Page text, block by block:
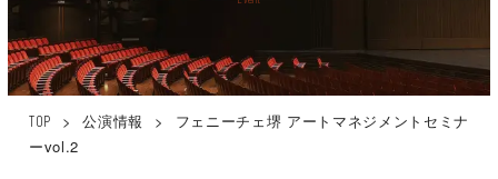
TOP > 公演情報 >
フェニーチェ堺 アートマネジメントセミナ
ーvol.2